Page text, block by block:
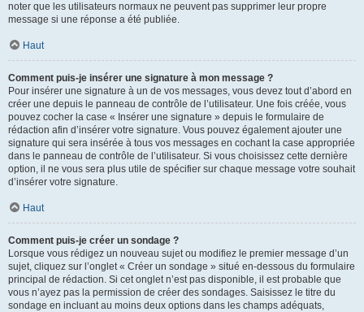
noter que les utilisateurs normaux ne peuvent pas supprimer leur propre
message si une réponse a été publiée.
Haut
Comment puis-je insérer une signature à mon message ?
Pour insérer une signature à un de vos messages, vous devez tout d’abord en
créer une depuis le panneau de contrôle de l’utilisateur. Une fois créée, vous
pouvez cocher la case « Insérer une signature » depuis le formulaire de
rédaction afin d’insérer votre signature. Vous pouvez également ajouter une
signature qui sera insérée à tous vos messages en cochant la case appropriée
dans le panneau de contrôle de l’utilisateur. Si vous choisissez cette dernière
option, il ne vous sera plus utile de spécifier sur chaque message votre souhait
d’insérer votre signature.
Haut
Comment puis-je créer un sondage ?
Lorsque vous rédigez un nouveau sujet ou modifiez le premier message d’un
sujet, cliquez sur l’onglet « Créer un sondage » situé en-dessous du formulaire
principal de rédaction. Si cet onglet n’est pas disponible, il est probable que
vous n’ayez pas la permission de créer des sondages. Saisissez le titre du
sondage en incluant au moins deux options dans les champs adéquats,